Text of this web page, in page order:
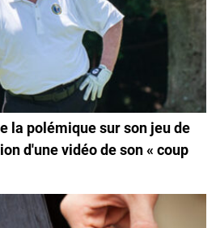
la polémique sur son jeu de
d'une vidéo de son « coup